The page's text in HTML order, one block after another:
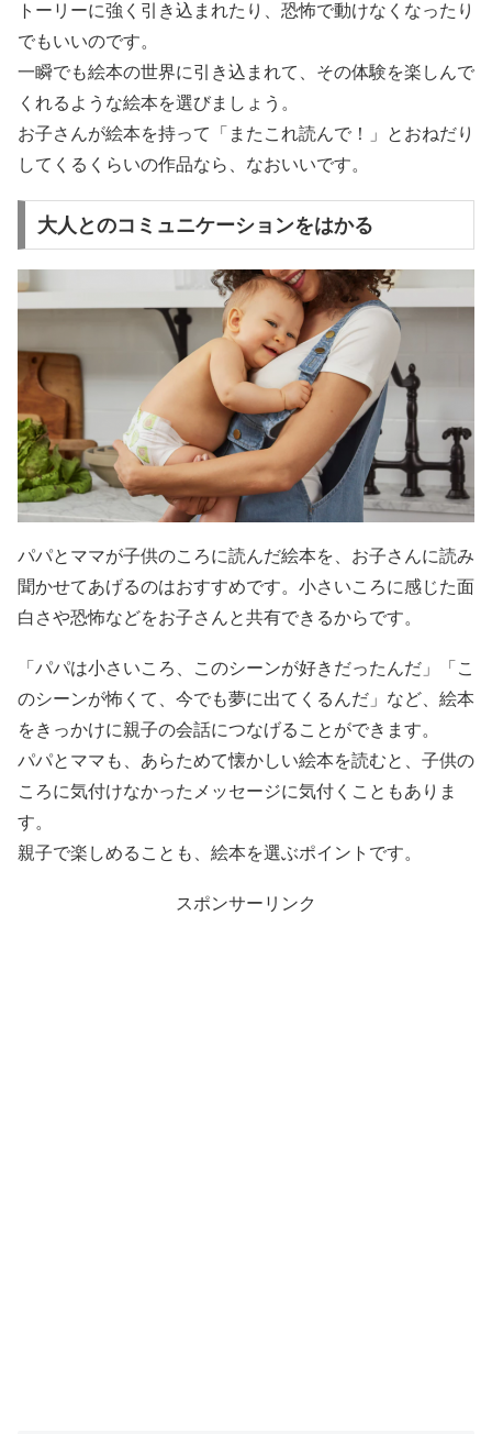
トーリーに強く引き込まれたり、恐怖で動けなくなったり
でもいいのです。
一瞬でも絵本の世界に引き込まれて、その体験を楽しんで
くれるような絵本を選びましょう。
お子さんが絵本を持って「またこれ読んで！」とおねだり
してくるくらいの作品なら、なおいいです。
大人とのコミュニケーションをはかる
パパとママが子供のころに読んだ絵本を、お子さんに読み
聞かせてあげるのはおすすめです。小さいころに感じた面
白さや恐怖などをお子さんと共有できるからです。
「パパは小さいころ、このシーンが好きだったんだ」「こ
のシーンが怖くて、今でも夢に出てくるんだ」など、絵本
をきっかけに親子の会話につなげることができます。
パパとママも、あらためて懐かしい絵本を読むと、子供の
ころに気付けなかったメッセージに気付くこともありま
す。
親子で楽しめることも、絵本を選ぶポイントです。
スポンサーリンク